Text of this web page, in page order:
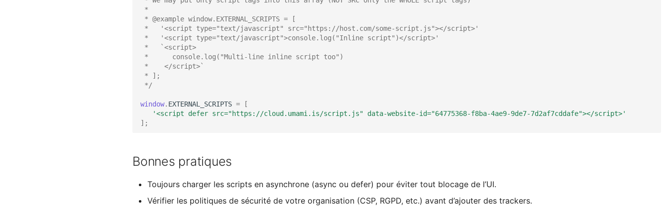
*
* @example window.EXTERNAL_SCRIPTS = [
*   '<script type="text/javascript" src="https://host.com/some-script.js"></script>'
*   '<script type="text/javascript">console.log("Inline script")</script>'
*   `<script>
*      console.log("Multi-line inline script too")
*    </script>`
* ];
*/
window. EXTERNAL_SCRIPTS =
[
'<script defer src="https://cloud.umami.is/script.js" data-website-id="64775368-f8ba-4ae9-9de7-7d2af7cddafe"></script>'
];
Bonnes pratiques
Toujours charger les scripts en asynchrone (async ou defer) pour éviter tout blocage de l’UI.
Vérifier les politiques de sécurité de votre organisation (CSP, RGPD, etc.) avant d’ajouter des trackers.